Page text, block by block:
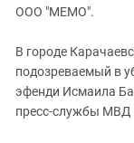
Дагестан
Кабардино-
Калмыкия
ООО "МЕМО".
В городе
подозреваемый в
эфенди Исмаила
пресс-службы